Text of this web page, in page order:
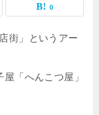
0
街」というアー
「へんこつ屋」